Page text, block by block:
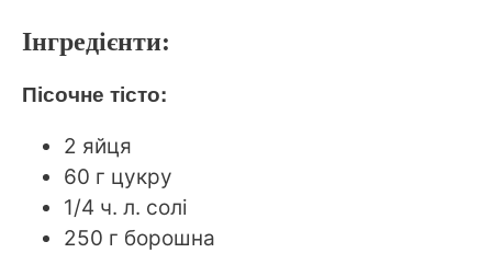
Інгредієнти:
Пісочне тісто:
2 яйця
60 г цукру
1/4 ч. л. солі
250 г борошна